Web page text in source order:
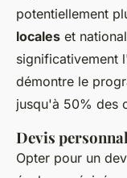
potentiellement
locales et
significativement
démontre le
jusqu'à 50% des
Devis
Opter pour un